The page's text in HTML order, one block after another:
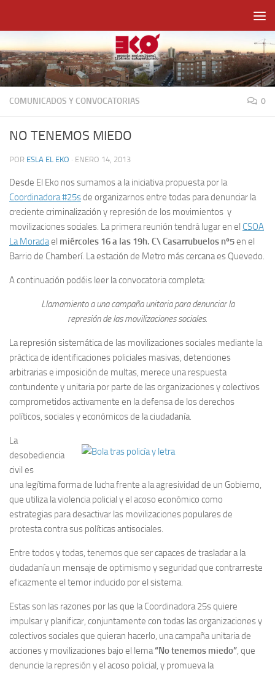
COMUNICADOS Y CONVOCATORIAS 0
NO TENEMOS MIEDO
POR ESLA EL EKO · ENERO 14, 2013
Desde El Eko nos sumamos a la iniciativa propuesta por la
Coordinadora #25sde organizarnos entre todas para denunciar la
creciente criminalización y represión de los movimientos y
movilizaciones sociales. La primera reunión tendrá lugar en el CSOA
La Moradael miércoles 16 a las 19h. C\ Casarrubuelos nº5en el
Barrio de Chamberí. La estación de Metro más cercana es Quevedo.
A continuación podéis leer la convocatoria completa:
Llamamiento a una campaña unitaria para denunciar la
represión de las movilizaciones sociales.
La represión sistemática de las movilizaciones sociales mediante la
práctica de identificaciones policiales masivas, detenciones
arbitrarias e imposición de multas, merece una respuesta
contundente y unitaria por parte de las organizaciones y colectivos
comprometidos activamente en la defensa de los derechos
políticos, sociales y económicos de la ciudadanía.
La
desobediencia
civil es
una legítima forma de lucha frente a la agresividad de un Gobierno,
que utiliza la violencia policial y el acoso económico como
estrategias para desactivar las movilizaciones populares de
protesta contra sus políticas antisociales.
Entre todos y todas, tenemos que ser capaces de trasladar a la
ciudadanía un mensaje de optimismo y seguridad que contrarreste
eficazmente el temor inducido por el sistema.
Estas son las razones por las que la Coordinadora 25s quiere
impulsar y planificar, conjuntamente con todas las organizaciones y
colectivos sociales que quieran hacerlo, una campaña unitaria de
acciones y movilizaciones bajo el lema“No tenemos miedo”, que
denuncie la represión y el acoso policial, y promueva la